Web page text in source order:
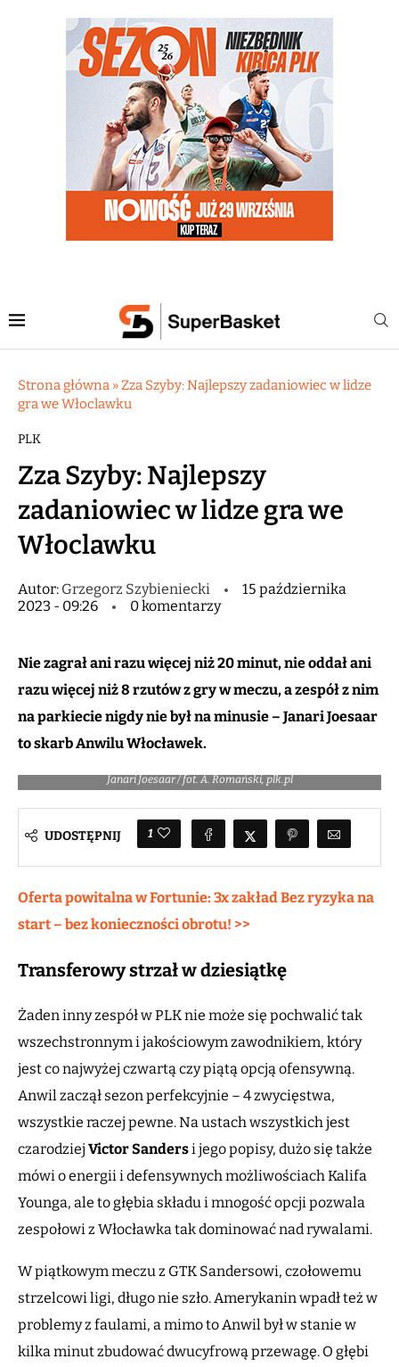
Strona główna »Zza Szyby: Najlepszy zadaniowiec w lidze
gra we Włoclawku
PLK
Zza Szyby: Najlepszy
zadaniowiec w lidze gra we
Włoclawku
Autor: Grzegorz Szybieniecki
15 października
2023 - 09:26
0 komentarzy
Nie zagrał ani razu więcej niż 20 minut, nie oddał ani
razu więcej niż 8 rzutów z gry w meczu, a zespół z nim
na parkiecie nigdy nie był na minusie – Janari Joesaar
to skarb Anwilu Włocławek.
Janari Joesaar / fot. A. Romański, plk.pl
UDOSTĘPNIJ 1
Oferta powitalna w Fortunie: 3x zakład Bez ryzyka na
start – bez konieczności obrotu! >>
Transferowy strzał w dziesiątkę
Żaden inny zespół w PLK nie może się pochwalić tak
wszechstronnym i jakościowym zawodnikiem, który
jest co najwyżej czwartą czy piątą opcją ofensywną.
Anwil zaczął sezon perfekcyjnie – 4 zwycięstwa,
wszystkie raczej pewne. Na ustach wszystkich jest
czarodziej Victor Sandersi jego popisy, dużo się także
mówi o energii i defensywnych możliwościach Kalifa
Younga, ale to głębia składu i mnogość opcji pozwala
zespołowi z Włocławka tak dominować nad rywalami.
W piątkowym meczu z GTK Sandersowi, czołowemu
strzelcowi ligi, długo nie szło. Amerykanin wpadł też w
problemy z faulami, a mimo to Anwil był w stanie w
kilka minut zbudować dwucyfrową przewagę. O głębi